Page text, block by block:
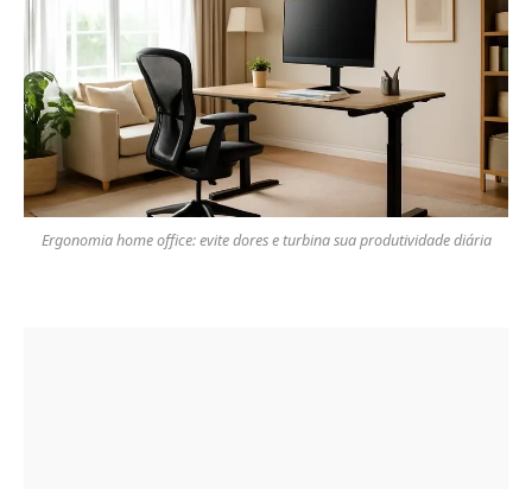
Ergonomia home office: evite dores e turbina sua produtividade diária